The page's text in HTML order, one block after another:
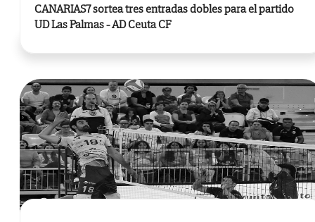
CANARIAS7 sortea tres entradas dobles para el partido
UD Las Palmas - AD Ceuta CF